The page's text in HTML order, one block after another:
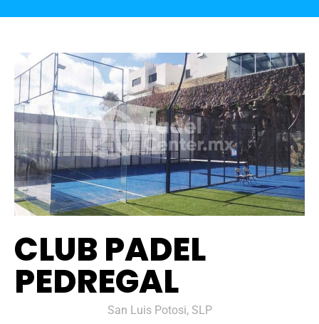
CLUB PADEL
PEDREGAL
San Luis Potosi, SLP